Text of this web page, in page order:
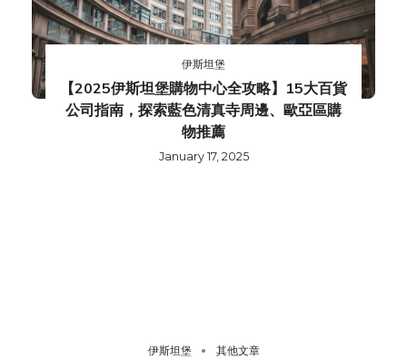
伊斯坦堡
【2025伊斯坦堡購物中心全攻略】15大百貨
公司指南，探索藍色清真寺周邊、歐亞區購
物推薦
January 17, 2025
伊斯坦堡 其他文章